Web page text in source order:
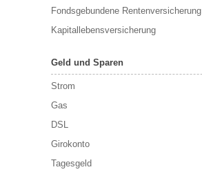
Fondsgebundene Rentenversicherung
Kapitallebensversicherung
Geld und Sparen
Strom
Gas
DSL
Girokonto
Tagesgeld